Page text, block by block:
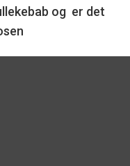
og er det